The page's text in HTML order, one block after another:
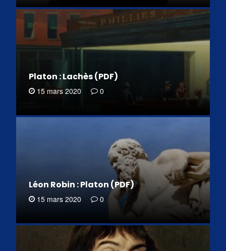
Platon : Lachès (PDF)
15 mars 2020 0
Léon Robin : Platon (PDF)
15 mars 2020 0